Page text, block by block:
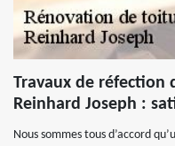
Travaux de réfection
Reinhard Joseph :
Nous sommes tous d’accord